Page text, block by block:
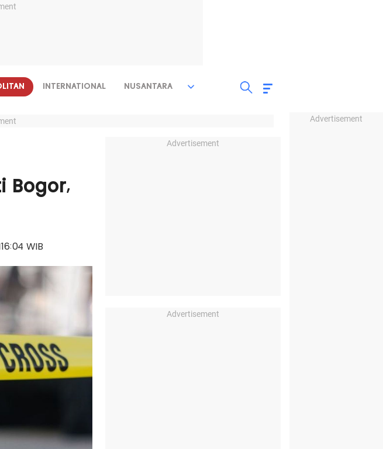
Advertisement
INTERNATIONAL NUSANTARA
Bogor,
WIB
Advertisement
Advertisement